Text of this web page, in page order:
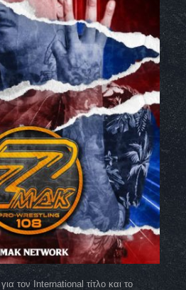
τον International τίτλο και το